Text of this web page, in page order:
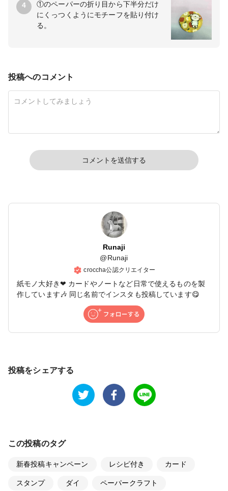
4
①のペーパーの折り目から下半分だけ
にくっつくようにモチーフを貼り付け
る。
投稿へのコメント
コメントを送信する
Runaji
@Runaji
croccha公認クリエイター
紙モノ大好き❤ カードやノートなど日常で使えるものを製
作しています🎶 同じ名前でインスタも投稿しています😋
投稿をシェアする
この投稿のタグ
新春投稿キャンペーン レシピ付き カード
スタンプ ダイ ペーパークラフト